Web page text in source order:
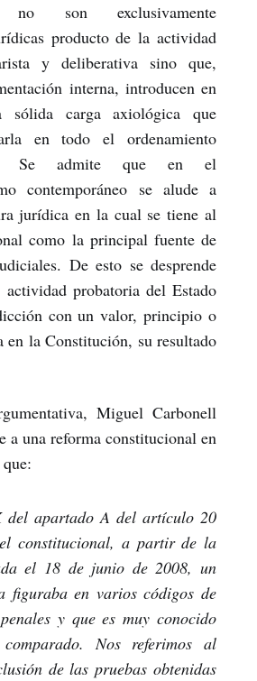
no son exclusivamente
producto de la actividad
y deliberativa sino que,
interna, introducen en
sólida carga axiológica que
en todo el ordenamiento
Se admite que en el
contemporáneo se alude a
jurídica en la cual se tiene al
como la principal fuente de
De esto se desprende
actividad probatoria del Estado
con un valor, principio o
en la Constitución, su resultado
Miguel Carbonell
a una reforma constitucional en
del apartado A del artículo 20
constitucional, a partir de la
el 18 de junio de 2008, un
figuraba en varios códigos de
y que es muy conocido
Nos referimos al
de las pruebas obtenidas